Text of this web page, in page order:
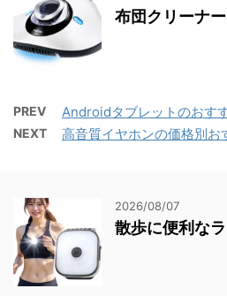
布団クリーナー
PREV Androidタブレットのおす
NEXT 高音質イヤホンの価格別お
2026/08/07
散歩に便利な